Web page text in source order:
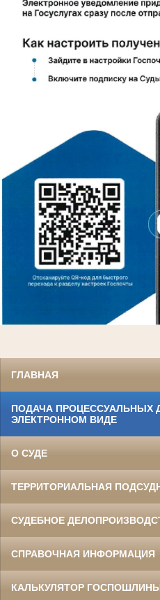
ГЛАВНАЯ
ПОДАЧА ПРОЦЕССУАЛЬНЫХ
ЭЛЕКТРОННОМ ВИДЕ
О СУДЕ
ТЕРРИТОРИАЛЬНАЯ
СУДЕБНОЕ
СПРАВОЧНАЯ ИНФОРМАЦИЯ
КАЛЬКУЛЯТОР